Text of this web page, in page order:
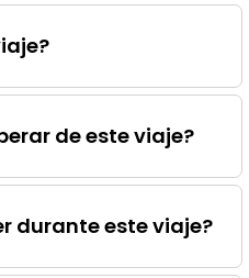
de este viaje?
durante este viaje?